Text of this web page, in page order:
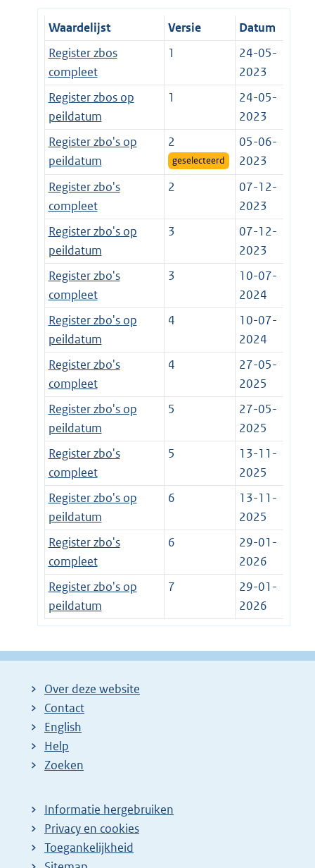
Waardelijst Versie
Datum
Register zbos
compleet
1
24-05-
2023
Register zbos op
peildatum
1
24-05-
2023
Register zbo's op
peildatum
2
geselecteerd
05-06-
2023
Register zbo's
compleet
2
07-12-
2023
Register zbo's op
peildatum
3
07-12-
2023
Register zbo's
compleet
3
10-07-
2024
Register zbo's op
peildatum
4
10-07-
2024
Register zbo's
compleet
4
27-05-
2025
Register zbo's op
peildatum
5
27-05-
2025
Register zbo's
compleet
5
13-11-
2025
Register zbo's op
peildatum
6
13-11-
2025
Register zbo's
compleet
6
29-01-
2026
Register zbo's op
peildatum
7
29-01-
2026
Over deze website
Contact
English
Help
Zoeken
Informatie hergebruiken
Privacy en cookies
Toegankelijkheid